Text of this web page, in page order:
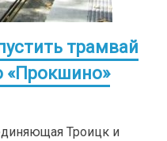
трамвай
«Прокшино»
Троицк и